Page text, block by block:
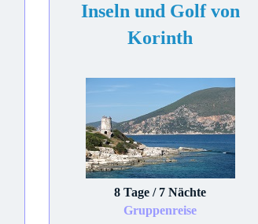
Inseln und Golf von
Korinth
8 Tage / 7 Nächte
Gruppenreise